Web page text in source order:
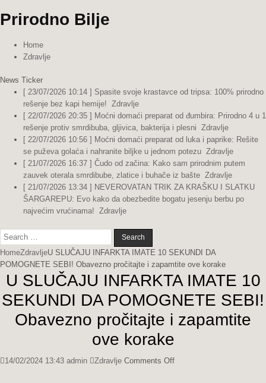
Prirodno Bilje
Home
Zdravlje
News Ticker
[ 23/07/2026 10:14 ] Spasite svoje krastavce od tripsa: 100% prirodno
rešenje bez kapi hemije! Zdravlje
[ 22/07/2026 20:35 ] Moćni domaći preparat od đumbira: Prirodno 4 u 1
rešenje protiv smrdibuba, gljivica, bakterija i plesni Zdravlje
[ 22/07/2026 10:56 ] Moćni domaći preparat od luka i paprike: Rešite
se puževa golaća i nahranite biljke u jednom potezu Zdravlje
[ 21/07/2026 16:37 ] Čudo od začina: Kako sam prirodnim putem
zauvek oterala smrdibube, zlatice i buhače iz bašte Zdravlje
[ 21/07/2026 13:34 ] NEVEROVATAN TRIK ZA KRAŠKU I SLATKU
ŠARGAREPU: Evo kako da obezbedite bogatu jesenju berbu po
najvećim vrućinama! Zdravlje
Search
for:
HomeZdravljeU SLUČAJU INFARKTA IMATE 10 SEKUNDI DA
POMOGNETE SEBI! Obavezno pročitajte i zapamtite ove korake
U SLUČAJU INFARKTA IMATE 10
SEKUNDI DA POMOGNETE SEBI!
Obavezno pročitajte i zapamtite
ove korake
14/02/2024 13:43 admin Zdravlje Comments Offon